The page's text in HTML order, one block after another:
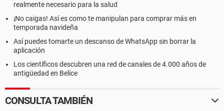
realmente necesario para la salud
¡No caigas! Así es como te manipulan para comprar más en
temporada navideña
Así puedes tomarte un descanso de WhatsApp sin borrar la
aplicación
Los científicos descubren una red de canales de 4.000 años de
antigüedad en Belice
CONSULTA TAMBIÉN